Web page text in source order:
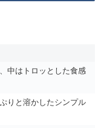
中はトロッとした食感
りと溶かしたシンプル